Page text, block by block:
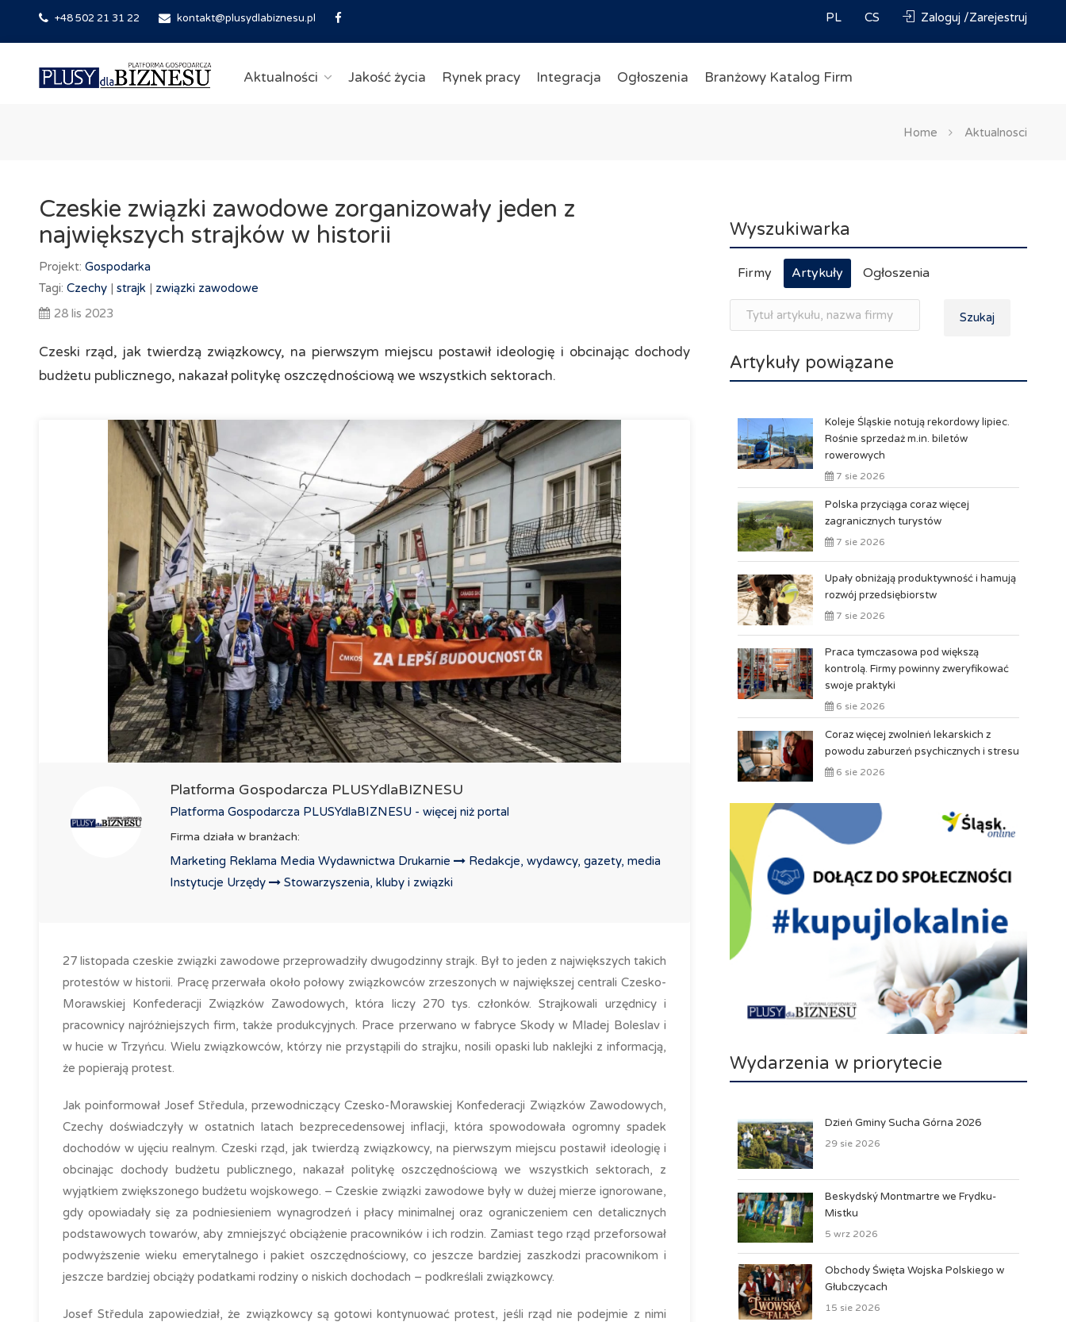
+48 502 21 31 22 kontakt@plusydlabiznesu.pl PL CS Zaloguj /Zarejestruj
Aktualności Jakość życia Rynek pracy Integracja Ogłoszenia Branżowy Katalog Firm
Home Aktualnosci
Czeskie związki zawodowe zorganizowały jeden z
największych strajków w historii
Projekt: Gospodarka
Tagi: Czechy | strajk | związki zawodowe
28 lis 2023
Czeski rząd, jak twierdzą związkowcy, na pierwszym miejscu postawił ideologię i obcinając dochody
budżetu publicznego, nakazał politykę oszczędnościową we wszystkich sektorach.
Platforma Gospodarcza PLUSYdlaBIZNESU
Platforma Gospodarcza PLUSYdlaBIZNESU - więcej niż portal
Firma działa w branżach:
Marketing Reklama Media Wydawnictwa Drukarnie
Redakcje, wydawcy, gazety, media
Instytucje Urzędy
Stowarzyszenia, kluby i związki
27 listopada czeskie związki zawodowe przeprowadziły dwugodzinny strajk. Był to jeden z największych takich
protestów w historii. Pracę przerwała około połowy związkowców zrzeszonych w największej centrali Czesko-
Morawskiej Konfederacji Związków Zawodowych, która liczy 270 tys. członków. Strajkowali urzędnicy i
pracownicy najróżniejszych firm, także produkcyjnych. Prace przerwano w fabryce Skody w Mladej Boleslav i
w hucie w Trzyńcu. Wielu związkowców, którzy nie przystąpili do strajku, nosili opaski lub naklejki z informacją,
że popierają protest.
Jak poinformował Josef Středula, przewodniczący Czesko-Morawskiej Konfederacji Związków Zawodowych,
Czechy doświadczyły w ostatnich latach bezprecedensowej inflacji, która spowodowała ogromny spadek
dochodów w ujęciu realnym. Czeski rząd, jak twierdzą związkowcy, na pierwszym miejscu postawił ideologię i
obcinając dochody budżetu publicznego, nakazał politykę oszczędnościową we wszystkich sektorach, z
wyjątkiem zwiększonego budżetu wojskowego. – Czeskie związki zawodowe były w dużej mierze ignorowane,
gdy opowiadały się za podniesieniem wynagrodzeń i płacy minimalnej oraz ograniczeniem cen detalicznych
podstawowych towarów, aby zmniejszyć obciążenie pracowników i ich rodzin. Zamiast tego rząd przeforsował
podwyższenie wieku emerytalnego i pakiet oszczędnościowy, co jeszcze bardziej zaszkodzi pracownikom i
jeszcze bardziej obciąży podatkami rodziny o niskich dochodach – podkreślali związkowcy.
Josef Středula zapowiedział, że związkowcy są gotowi kontynuować protest, jeśli rząd nie podejmie z nimi
Wyszukiwarka
Firmy Artykuły Ogłoszenia
Szukaj
Artykuły powiązane
Koleje Śląskie notują rekordowy lipiec.
Rośnie sprzedaż m.in. biletów
rowerowych
7 sie 2026
Polska przyciąga coraz więcej
zagranicznych turystów
7 sie 2026
Upały obniżają produktywność i hamują
rozwój przedsiębiorstw
7 sie 2026
Praca tymczasowa pod większą
kontrolą. Firmy powinny zweryfikować
swoje praktyki
6 sie 2026
Coraz więcej zwolnień lekarskich z
powodu zaburzeń psychicznych i stresu
6 sie 2026
Wydarzenia w priorytecie
Dzień Gminy Sucha Górna 2026
29 sie 2026
Beskydský Montmartre we Frydku-
Mistku
5 wrz 2026
Obchody Święta Wojska Polskiego w
Głubczycach
15 sie 2026